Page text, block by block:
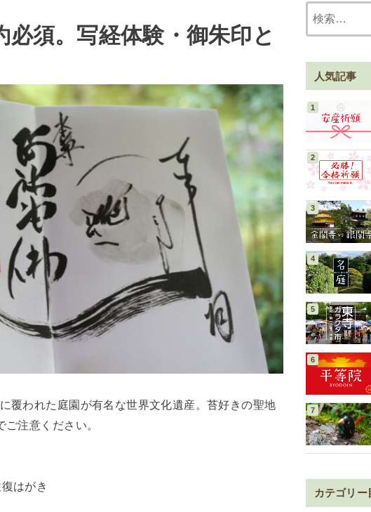
須。写経体験・御朱印と
覆われた庭園が有名な世界文化遺産。苔好きの聖地
注意ください。
はがき
人気記事
カテゴリー